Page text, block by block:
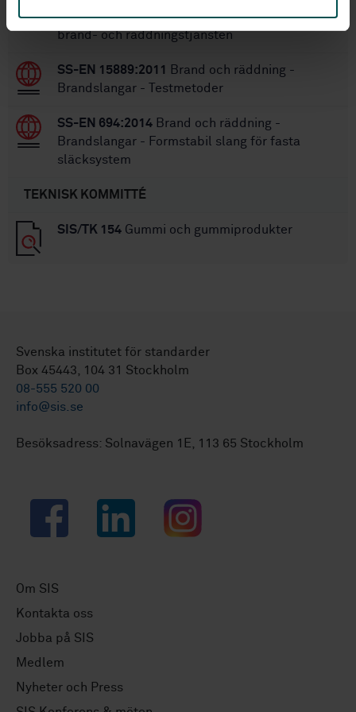
Formstabila slangar för pumpar och fordon för
brand- och räddningstjänsten
SS-EN 15889:2011
Brand och räddning -
Brandslangar - Testmetoder
SS-EN 694:2014 Brand och räddning -
Brandslangar - Formstabil slang för fasta
släcksystem
TEKNISK KOMMITTÉ
SIS/TK 154 Gummi och gummiprodukter
Svenska institutet för standarder
Box 45443, 104 31 Stockholm
08-555 520 00
info@sis.se
Besöksadress: Solnavägen 1E, 113 65 Stockholm
Facebook LinkedIn Instagram
Om SIS
Kontakta oss
Jobba på SIS
Medlem
Nyheter och Press